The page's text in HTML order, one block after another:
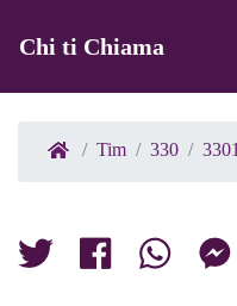
Chi ti Chiama
Tim 330